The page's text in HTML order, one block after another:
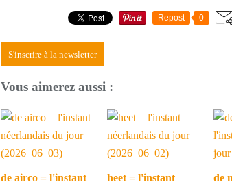
Repost 0
S'inscrire à la newsletter
Vous aimerez aussi :
de airco = l'instant
heet = l'instant
de